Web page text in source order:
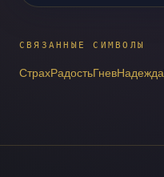
СВЯЗАННЫЕ СИМВОЛЫ
СтрахРадостьГневНадежда